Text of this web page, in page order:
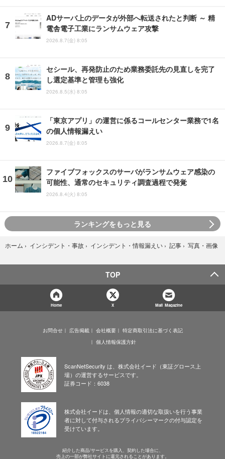
ADサーバ上のデータが外部へ転送されたと判断 ～ 精
電舎電子工業にランサムウェア攻撃
2026.8.7(金) 8:05
セシール、再発防止のため業務委託先の見直しを完了
し選定基準と管理も強化
2026.8.5(水) 8:05
「東京アプリ」の運営に係るコールセンター業務で1名
の個人情報漏えい
2026.8.7(金) 8:05
ファイブフォックスのサーバがランサムウェア感染の
可能性、通常のセキュリティ調査過程で発覚
2026.8.4(火) 8:05
ランキングをもっと見る
ホーム › インシデント・事故 › インシデント・情報漏えい › 記事 › 写真・画像
TOP
Home X Mail Magazine
お問合せ 広告掲載 会社概要
特定商取引法に基づく表記
個人情報保護方針
ScanNetSecurity は、株式会社イード（東証グロース上
場）の運営するサービスです。
証券コード：6038
株式会社イードは、個人情報の適切な取扱いを行う事業
者に対して付与されるプライバシーマークの付与認定を
受けています。
紹介した商品/サービスを購入、契約した場合に、
売上の一部が弊社サイトに還元されることがあります。